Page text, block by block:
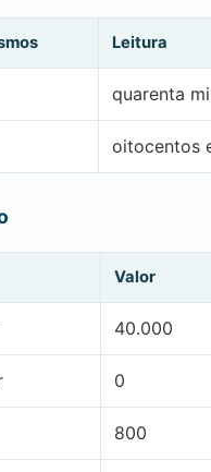
Leitura
quarenta
oitocentos
Valor
40.000
0
800